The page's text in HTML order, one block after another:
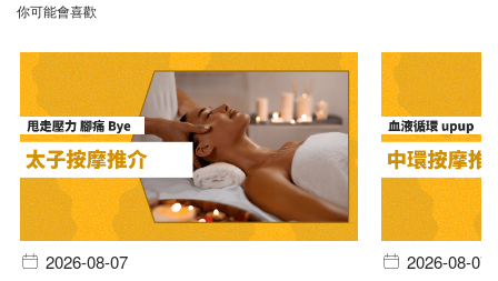
你可能會喜歡
2026-08-07 2026-08-07